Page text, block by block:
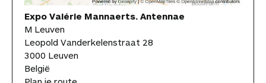
Expo Valérie Mannaerts. Antennae
M Leuven
Leopold Vanderkelenstraat 28
3000 Leuven
België